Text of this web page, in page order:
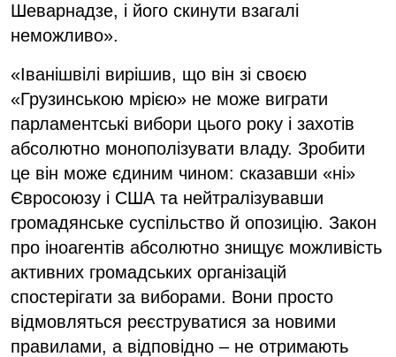
Шеварнадзе, і його скинути взагалі
неможливо».
«Іванішвілі вирішив, що він зі своєю
«Грузинською мрією» не може виграти
парламентські вибори цього року і захотів
абсолютно монополізувати владу. Зробити
це він може єдиним чином: сказавши «ні»
Євросоюзу і США та нейтралізувавши
громадянське суспільство й опозицію. Закон
про іноагентів абсолютно знищує можливість
активних громадських організацій
спостерігати за виборами. Вони просто
відмовляться реєструватися за новими
правилами, а відповідно – не отримають